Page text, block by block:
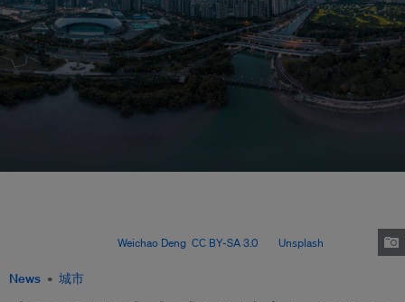
News 城市
Weichao Deng CC BY-SA 3.0, via Unsplash